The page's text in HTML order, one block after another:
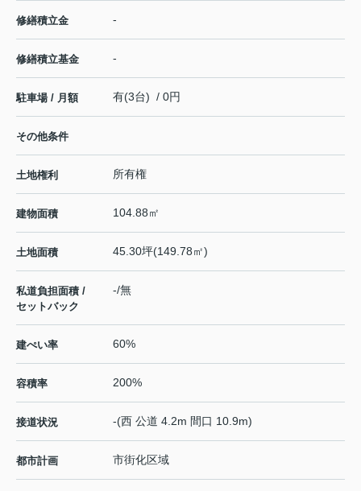
修繕積立金 -
修繕積立基金 -
駐車場 / 月額 有(3台) / 0円
その他条件
土地権利 所有権
建物面積 104.88㎡
土地面積 45.30坪(149.78㎡)
私道負担面積 /
セットバック
-/無
建ぺい率 60%
容積率 200%
接道状況 -(西 公道 4.2m 間口 10.9m)
都市計画 市街化区域